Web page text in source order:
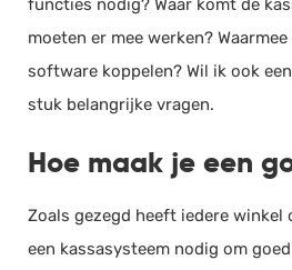
moeten er mee werken?
software koppelen? Wil ik ook
stuk belangrijke vragen.
Hoe maak je een
Zoals gezegd heeft iedere
een kassasysteem nodig om